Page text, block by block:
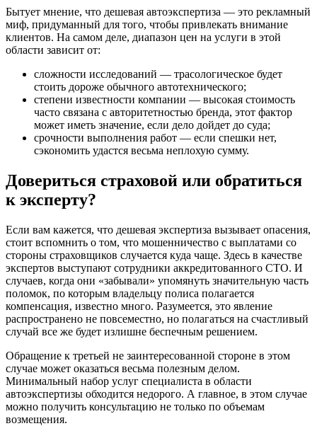
Бытует мнение, что дешевая автоэкспертиза — это рекламный
миф, придуманный для того, чтобы привлекать внимание
клиентов. На самом деле, диапазон цен на услуги в этой
области зависит от:
сложности исследований — трасологическое будет
стоить дороже обычного автотехнического;
степени известности компании — высокая стоимость
часто связана с авторитетностью бренда, этот фактор
может иметь значение, если дело дойдет до суда;
срочности выполнения работ — если спешки нет,
сэкономить удастся весьма неплохую сумму.
Довериться страховой или обратиться
к эксперту?
Если вам кажется, что дешевая экспертиза вызывает опасения,
стоит вспомнить о том, что мошенничество с выплатами со
стороны страховщиков случается куда чаще. Здесь в качестве
экспертов выступают сотрудники аккредитованного СТО. И
случаев, когда они «забывали» упомянуть значительную часть
поломок, по которым владельцу полиса полагается
компенсация‚ известно много. Разумеется, это явление
распространено не повсеместно, но полагаться на счастливый
случай все же будет излишне беспечным решением.
Обращение к третьей не заинтересованной стороне в этом
случае может оказаться весьма полезным делом.
Минимальный набор услуг специалиста в области
автоэкспертизы обходится недорого. А главное, в этом случае
можно получить консультацию не только по объемам
возмещения.